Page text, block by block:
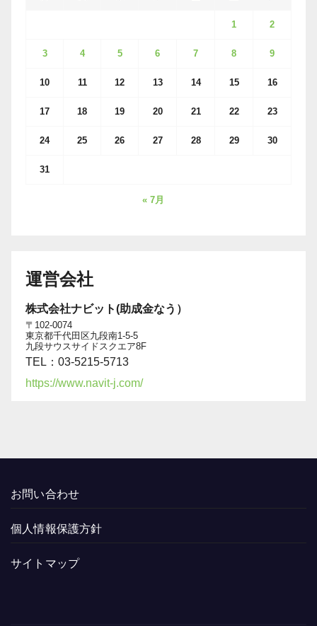
1 2
3 4 5 6 7 8 9
10 11 12 13 14 15 16
17 18 19 20 21 22 23
24 25 26 27 28 29 30
31
« 7月
運営会社
株式会社ナビット(助成金なう）
〒102-0074
東京都千代田区九段南1-5-5
九段サウスサイドスクエア8F
TEL：03-5215-5713
https://www.navit-j.com/
お問い合わせ
個人情報保護方針
サイトマップ